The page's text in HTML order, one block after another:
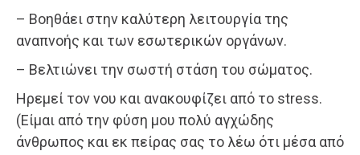
– Βοηθάει στην καλύτερη λειτουργία της
αναπνοής και των εσωτερικών οργάνων.
– Βελτιώνει την σωστή στάση του σώματος.
Ηρεμεί τον νου και ανακουφίζει από το stress.
(Είμαι από την φύση μου πολύ αγχώδης
άνθρωπος και εκ πείρας σας το λέω ότι μέσα από